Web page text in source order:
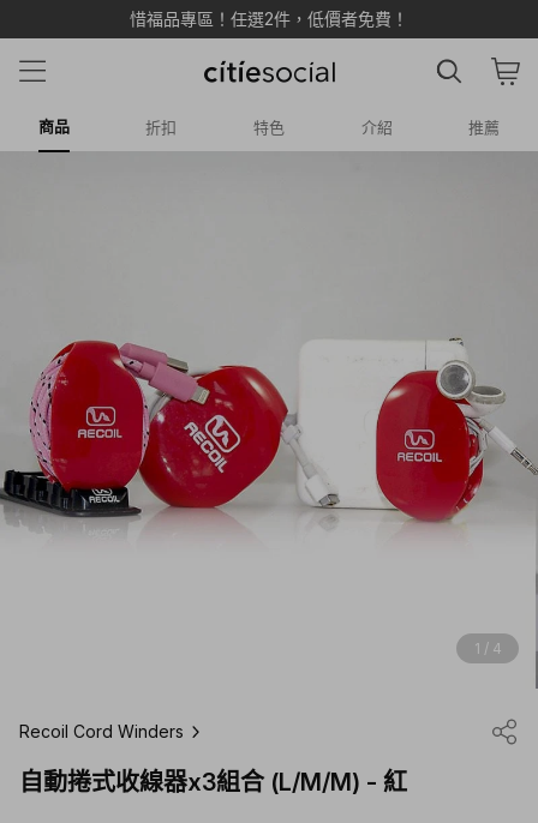
惜福品專區！任選2件，低價者免費！
商品 折扣 特色 介紹 推薦
1 / 4
Recoil Cord Winders
自動捲式收線器x3組合 (L/M/M) - 紅